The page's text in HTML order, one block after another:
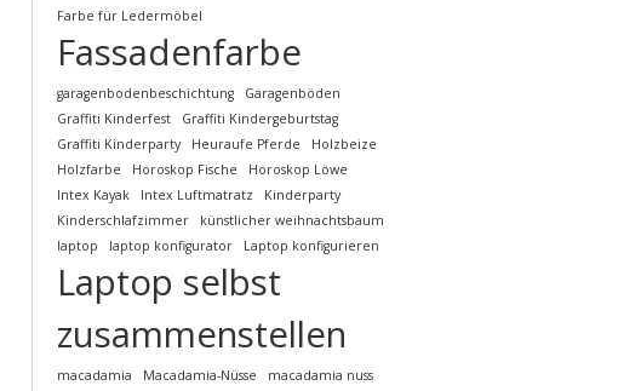
Farbe für Ledermöbel
Fassadenfarbe
garagenbodenbeschichtung
Garagenböden
Graffiti Kinderfest
Graffiti Kindergeburtstag
Graffiti Kinderparty
Heuraufe Pferde
Holzbeize
Holzfarbe
Horoskop Fische
Horoskop Löwe
Intex Kayak
Intex Luftmatratz
Kinderparty
Kinderschlafzimmer
künstlicher weihnachtsbaum
laptop
laptop konfigurator Laptop konfigurieren
Laptop selbst
zusammenstellen
macadamia Macadamia-Nüsse
macadamia nuss